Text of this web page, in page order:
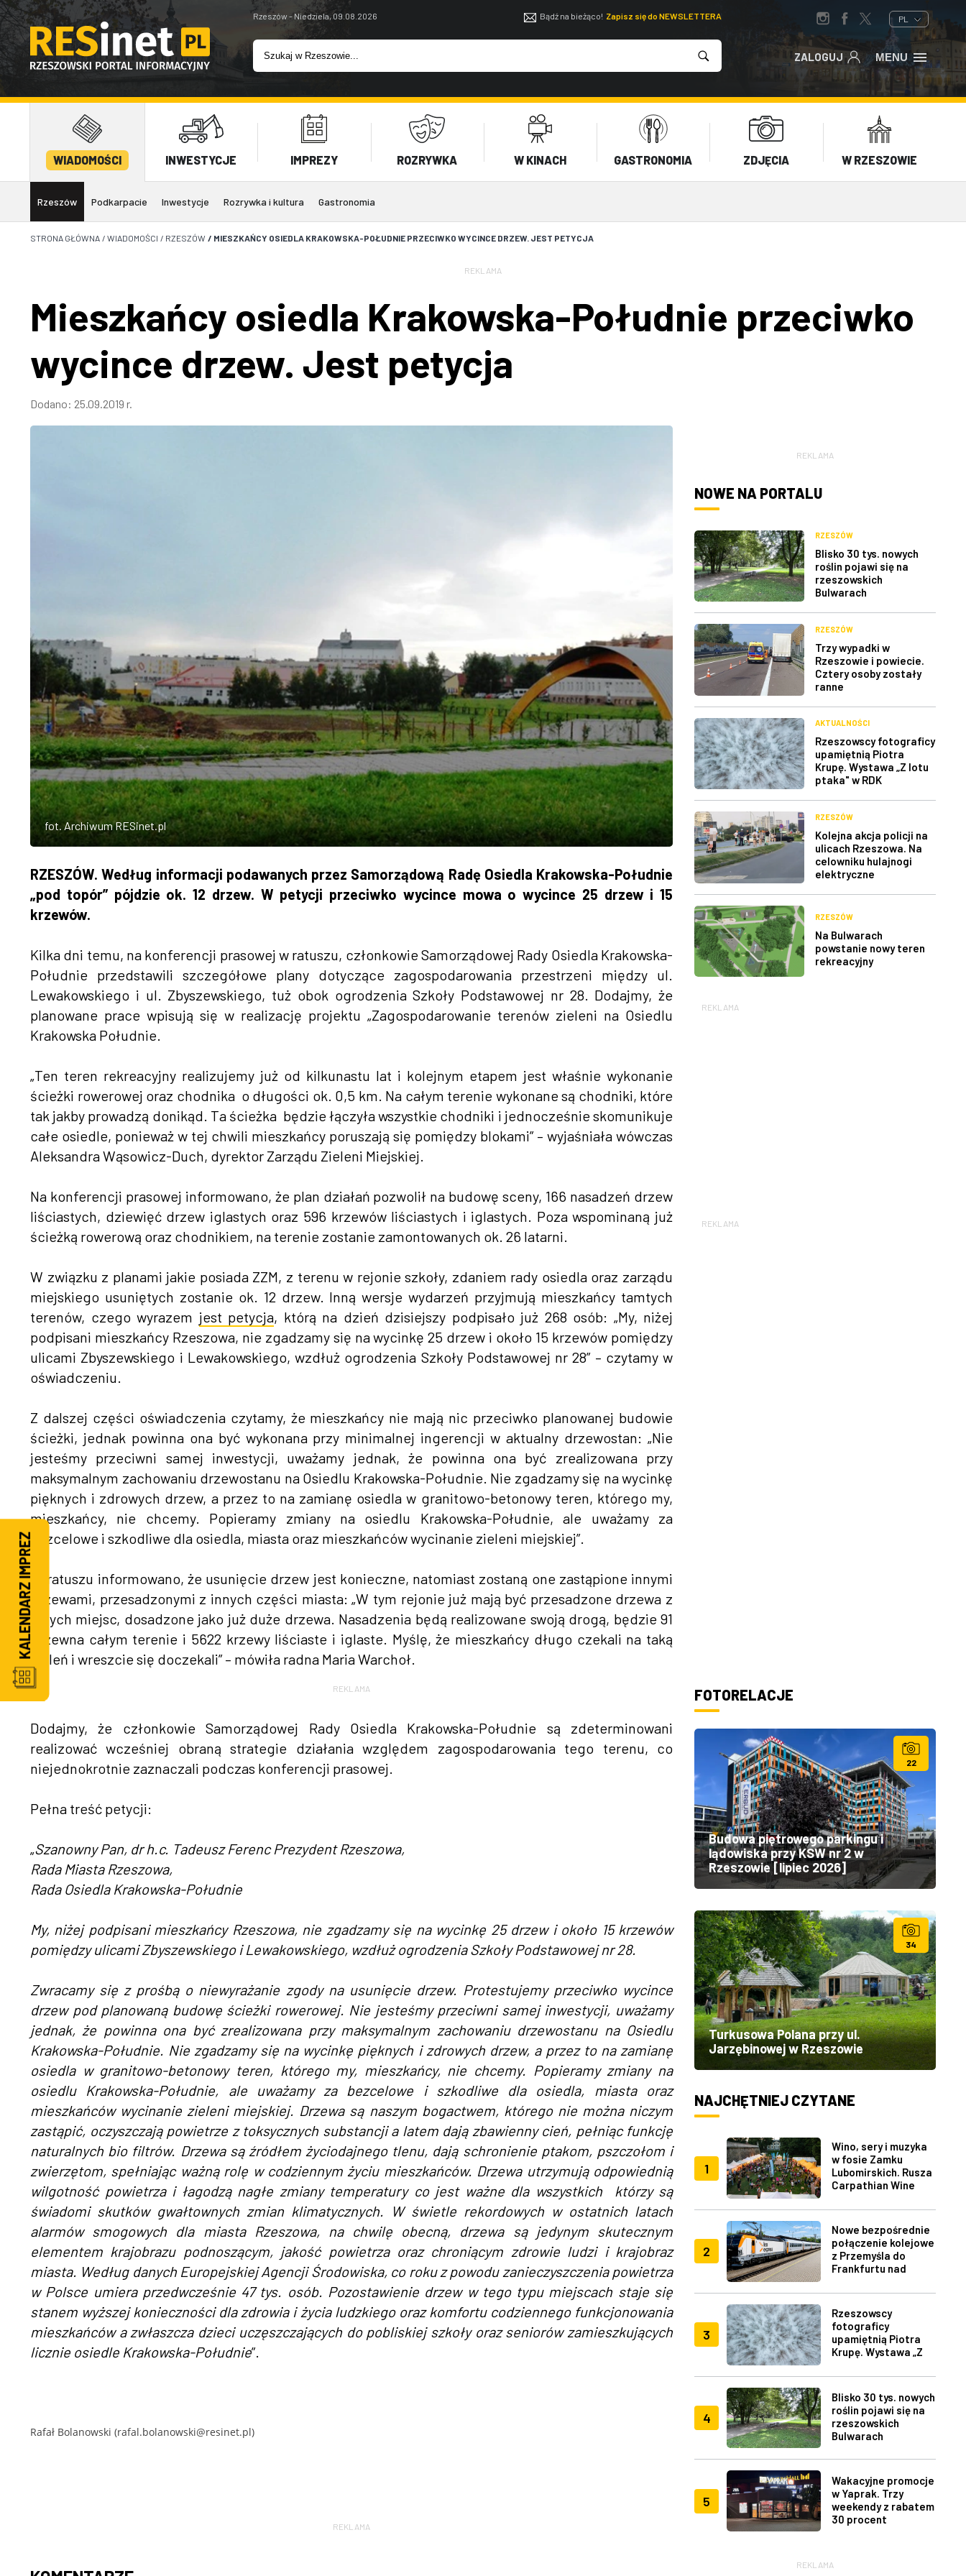
Rzeszów - Niedziela, 09.08.2026 Bądź na bieżąco! Zapisz się do NEWSLETTERA PL
ZALOGUJ MENU
WIADOMOŚCI INWESTYCJE IMPREZY ROZRYWKA W KINACH GASTRONOMIA ZDJĘCIA W RZESZOWIE
Rzeszów Podkarpacie Inwestycje Rozrywka i kultura Gastronomia
STRONA GŁÓWNA / WIADOMOŚCI / RZESZÓW / MIESZKAŃCY OSIEDLA KRAKOWSKA-POŁUDNIE PRZECIWKO WYCINCE DRZEW. JEST PETYCJA
REKLAMA
Mieszkańcy osiedla Krakowska-Południe przeciwko
wycince drzew. Jest petycja
Dodano: 25.09.2019 r.
fot. Archiwum RESinet.pl
RZESZÓW. Według informacji podawanych przez Samorządową Radę Osiedla Krakowska-Południe
„pod topór” pójdzie ok. 12 drzew. W petycji przeciwko wycince mowa o wycince 25 drzew i 15
krzewów.
Kilka dni temu, na konferencji prasowej w ratuszu, członkowie Samorządowej Rady Osiedla Krakowska-
Południe przedstawili szczegółowe plany dotyczące zagospodarowania przestrzeni między ul.
Lewakowskiego i ul. Zbyszewskiego, tuż obok ogrodzenia Szkoły Podstawowej nr 28. Dodajmy, że
planowane prace wpisują się w realizację projektu „Zagospodarowanie terenów zieleni na Osiedlu
Krakowska Południe.
„Ten teren rekreacyjny realizujemy już od kilkunastu lat i kolejnym etapem jest właśnie wykonanie
ścieżki rowerowej oraz chodnika o długości ok. 0,5 km. Na całym terenie wykonane są chodniki, które
tak jakby prowadzą donikąd. Ta ścieżka będzie łączyła wszystkie chodniki i jednocześnie skomunikuje
całe osiedle, ponieważ w tej chwili mieszkańcy poruszają się pomiędzy blokami” – wyjaśniała wówczas
Aleksandra Wąsowicz-Duch, dyrektor Zarządu Zieleni Miejskiej.
Na konferencji prasowej informowano, że plan działań pozwolił na budowę sceny, 166 nasadzeń drzew
liściastych, dziewięć drzew iglastych oraz 596 krzewów liściastych i iglastych. Poza wspominaną już
ścieżką rowerową oraz chodnikiem, na terenie zostanie zamontowanych ok. 26 latarni.
W związku z planami jakie posiada ZZM, z terenu w rejonie szkoły, zdaniem rady osiedla oraz zarządu
miejskiego usuniętych zostanie ok. 12 drzew. Inną wersje wydarzeń przyjmują mieszkańcy tamtych
terenów, czego wyrazem jest petycja, którą na dzień dzisiejszy podpisało już 268 osób: „My, niżej
podpisani mieszkańcy Rzeszowa, nie zgadzamy się na wycinkę 25 drzew i około 15 krzewów pomiędzy
ulicami Zbyszewskiego i Lewakowskiego, wzdłuż ogrodzenia Szkoły Podstawowej nr 28” – czytamy w
oświadczeniu.
Z dalszej części oświadczenia czytamy, że mieszkańcy nie mają nic przeciwko planowanej budowie
ścieżki, jednak powinna ona być wykonana przy minimalnej ingerencji w aktualny drzewostan: „Nie
jesteśmy przeciwni samej inwestycji, uważamy jednak, że powinna ona być zrealizowana przy
maksymalnym zachowaniu drzewostanu na Osiedlu Krakowska-Południe. Nie zgadzamy się na wycinkę
pięknych i zdrowych drzew, a przez to na zamianę osiedla w granitowo-betonowy teren, którego my,
mieszkańcy, nie chcemy. Popieramy zmiany na osiedlu Krakowska-Południe, ale uważamy za
bezcelowe i szkodliwe dla osiedla, miasta oraz mieszkańców wycinanie zieleni miejskiej”.
W ratuszu informowano, że usunięcie drzew jest konieczne, natomiast zostaną one zastąpione innymi
drzewami, przesadzonymi z innych części miasta: „W tym rejonie już mają być przesadzone drzewa z
innych miejsc, dosadzone jako już duże drzewa. Nasadzenia będą realizowane swoją drogą, będzie 91
drzewna całym terenie i 5622 krzewy liściaste i iglaste. Myślę, że mieszkańcy długo czekali na taką
zieleń i wreszcie się doczekali” – mówiła radna Maria Warchoł.
REKLAMA
Dodajmy, że członkowie Samorządowej Rady Osiedla Krakowska-Południe są zdeterminowani
realizować wcześniej obraną strategie działania względem zagospodarowania tego terenu, co
niejednokrotnie zaznaczali podczas konferencji prasowej.
Pełna treść petycji:
„Szanowny Pan, dr h.c. Tadeusz Ferenc Prezydent Rzeszowa,
Rada Miasta Rzeszowa,
Rada Osiedla Krakowska-Południe
My, niżej podpisani mieszkańcy Rzeszowa, nie zgadzamy się na wycinkę 25 drzew i około 15 krzewów
pomiędzy ulicami Zbyszewskiego i Lewakowskiego, wzdłuż ogrodzenia Szkoły Podstawowej nr 28.
Zwracamy się z prośbą o niewyrażanie zgody na usunięcie drzew. Protestujemy przeciwko wycince
drzew pod planowaną budowę ścieżki rowerowej. Nie jesteśmy przeciwni samej inwestycji, uważamy
jednak, że powinna ona być zrealizowana przy maksymalnym zachowaniu drzewostanu na Osiedlu
Krakowska-Południe. Nie zgadzamy się na wycinkę pięknych i zdrowych drzew, a przez to na zamianę
osiedla w granitowo-betonowy teren, którego my, mieszkańcy, nie chcemy. Popieramy zmiany na
osiedlu Krakowska-Południe, ale uważamy za bezcelowe i szkodliwe dla osiedla, miasta oraz
mieszkańców wycinanie zieleni miejskiej. Drzewa są naszym bogactwem, którego nie można niczym
zastąpić, oczyszczają powietrze z toksycznych substancji a latem dają zbawienny cień, pełniąc funkcję
naturalnych bio filtrów. Drzewa są źródłem życiodajnego tlenu, dają schronienie ptakom, pszczołom i
zwierzętom, spełniając ważną rolę w codziennym życiu mieszkańców. Drzewa utrzymują odpowiednią
wilgotność powietrza i łagodzą nagłe zmiany temperatury co jest ważne dla wszystkich którzy są
świadomi skutków gwałtownych zmian klimatycznych. W świetle rekordowych w ostatnich latach
alarmów smogowych dla miasta Rzeszowa, na chwilę obecną, drzewa są jedynym skutecznym
elementem krajobrazu podnoszącym, jakość powietrza oraz chroniącym zdrowie ludzi i krajobraz
miasta. Według danych Europejskiej Agencji Środowiska, co roku z powodu zanieczyszczenia powietrza
w Polsce umiera przedwcześnie 47 tys. osób. Pozostawienie drzew w tego typu miejscach staje się
stanem wyższej konieczności dla zdrowia i życia ludzkiego oraz komfortu codziennego funkcjonowania
mieszkańców a zwłaszcza dzieci uczęszczających do pobliskiej szkoły oraz seniorów zamieszkujących
licznie osiedle Krakowska-Południe”.
Rafał Bolanowski (rafal.bolanowski@resinet.pl)
REKLAMA
REKLAMA
NOWE NA PORTALU
RZESZÓW
Blisko 30 tys. nowych
roślin pojawi się na
rzeszowskich
Bulwarach
RZESZÓW
Trzy wypadki w
Rzeszowie i powiecie.
Cztery osoby zostały
ranne
AKTUALNOŚCI
Rzeszowscy fotograficy
upamiętnią Piotra
Krupę. Wystawa „Z lotu
ptaka" w RDK
RZESZÓW
Kolejna akcja policji na
ulicach Rzeszowa. Na
celowniku hulajnogi
elektryczne
RZESZÓW
Na Bulwarach
powstanie nowy teren
rekreacyjny
REKLAMA
REKLAMA
FOTORELACJE
22
Budowa piętrowego parkingu i
lądowiska przy KSW nr 2 w
Rzeszowie [lipiec 2026]
34
Turkusowa Polana przy ul.
Jarzębinowej w Rzeszowie
NAJCHĘTNIEJ CZYTANE
1
Wino, sery i muzyka
w fosie Zamku
Lubomirskich. Rusza
Carpathian Wine
2
Nowe bezpośrednie
połączenie kolejowe
z Przemyśla do
Frankfurtu nad
3
Rzeszowscy
fotograficy
upamiętnią Piotra
Krupę. Wystawa „Z
4
Blisko 30 tys. nowych
roślin pojawi się na
rzeszowskich
Bulwarach
5
Wakacyjne promocje
w Yaprak. Trzy
weekendy z rabatem
30 procent
REKLAMA
KALENDARZ IMPREZ